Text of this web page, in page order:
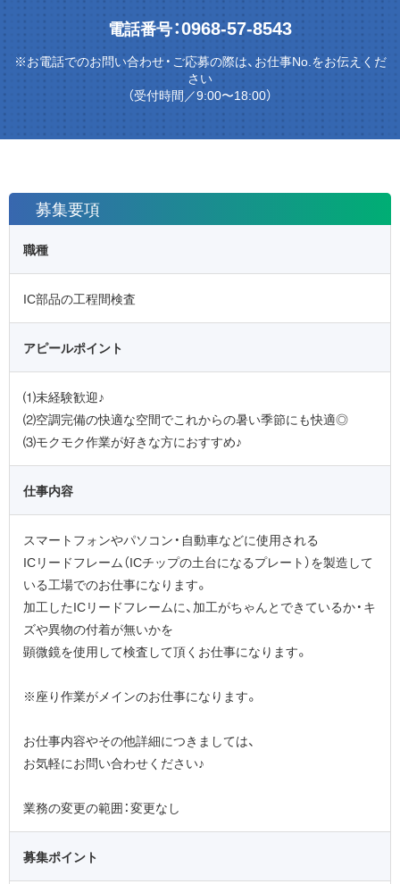
電話番号：0968-57-8543
※お電話でのお問い合わせ・ご応募の際は、お仕事No.をお伝えくだ
さい
（受付時間／9:00〜18:00）
募集要項
職種
IC部品の工程間検査
アピールポイント
⑴未経験歓迎♪
⑵空調完備の快適な空間でこれからの暑い季節にも快適◎
⑶モクモク作業が好きな方におすすめ♪
仕事内容
スマートフォンやパソコン・自動車などに使用される
ICリードフレーム（ICチップの土台になるプレート）を製造して
いる工場でのお仕事になります。
加工したICリードフレームに、加工がちゃんとできているか・キ
ズや異物の付着が無いかを
顕微鏡を使用して検査して頂くお仕事になります。
※座り作業がメインのお仕事になります。
お仕事内容やその他詳細につきましては、
お気軽にお問い合わせください♪
業務の変更の範囲：変更なし
募集ポイント